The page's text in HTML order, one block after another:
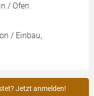
/ Ofen
/ Einbau,
Jetzt anmelden!